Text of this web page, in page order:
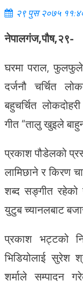
२९ पुस २०७५
नेपालगंज,पौष,२९-
घरमा पराल,
दर्जनौ चर्चित
बहुचर्चित
गीत “तालु खुइले
प्रकाश पौडेलको
लामिछाने र किरण
शब्द सङ्गीत
युटुब च्यानलबाट
प्रकाश भट्टको
भिडियोलाई सुरेश
शर्माले सम्पादन